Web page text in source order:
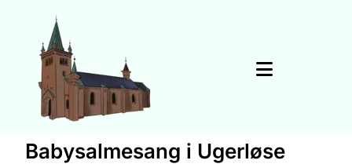
Babysalmesang i Ugerløse